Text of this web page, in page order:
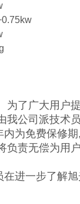
了广大用户
我公司派技术
为免费保修
负责无偿为用
进一步了解